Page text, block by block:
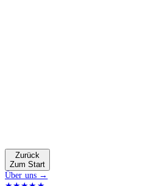
Zurück
Zum Start
Über uns →